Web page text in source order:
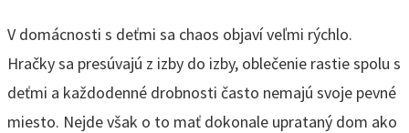
V domácnosti s deťmi sa chaos objaví veľmi rýchlo.
Hračky sa presúvajú z izby do izby, oblečenie rastie spolu s
deťmi a každodenné drobnosti často nemajú svoje pevné
miesto. Nejde však o to mať dokonale uprataný dom ako